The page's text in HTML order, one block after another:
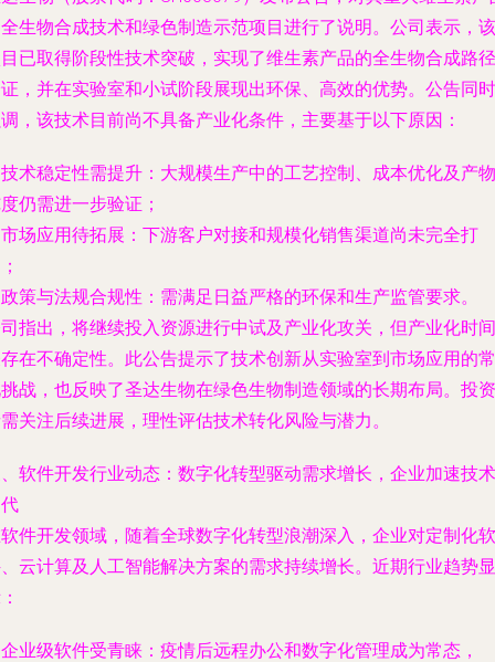
生物合成技术和绿色制造示范项目进行了说明。公司表示，该
已取得阶段性技术突破，实现了维生素产品的全生物合成路径
，并在实验室和小试阶段展现出环保、高效的优势。公告同时
，该技术目前尚不具备产业化条件，主要基于以下原因：
术稳定性需提升：大规模生产中的工艺控制、成本优化及产物
仍需进一步验证；
场应用待拓展：下游客户对接和规模化销售渠道尚未完全打
策与法规合规性：需满足日益严格的环保和生产监管要求。
指出，将继续投入资源进行中试及产业化攻关，但产业化时间
在不确定性。此公告提示了技术创新从实验室到市场应用的常
战，也反映了圣达生物在绿色生物制造领域的长期布局。投资
关注后续进展，理性评估技术转化风险与潜力。
软件开发行业动态：数字化转型驱动需求增长，企业加速技术
件开发领域，随着全球数字化转型浪潮深入，企业对定制化软
云计算及人工智能解决方案的需求持续增长。近期行业趋势显
业级软件受青睐：疫情后远程办公和数字化管理成为常态，